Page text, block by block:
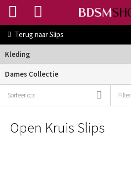
Terug naarSlips
Kleding
Dames Collectie
Sorteer op:
Open Kruis Slips